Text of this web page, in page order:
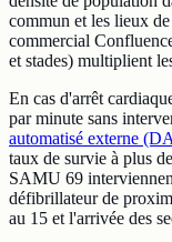
commun et les lieux
commercial
et stades) multiplient
En cas d'arrêt
par minute sans
automatisé externe
taux de survie à plus
SAMU 69
défibrillateur de
au 15 et l'arrivée des